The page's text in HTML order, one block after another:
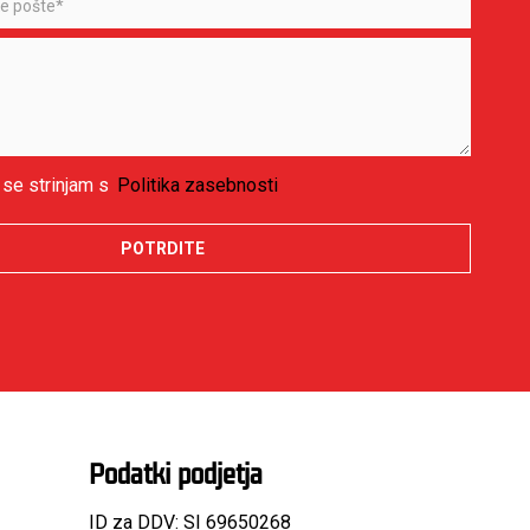
strinjam s Politika zasebnosti
POTRDITE
Podatki podjetja
ID za DDV: SI 69650268